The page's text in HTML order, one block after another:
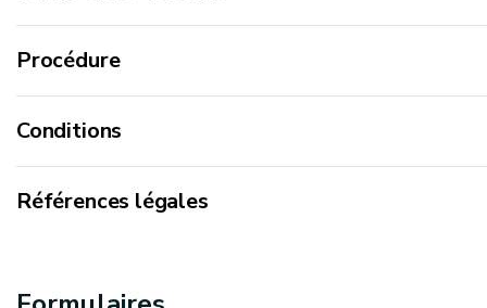
Procédure
Conditions
assurance
Références légales
Arrêté du Gouvernement wallon du 11 avril 2019